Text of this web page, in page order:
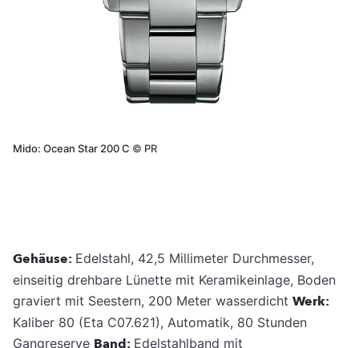
Mido: Ocean Star 200 C © PR
Gehäuse: Edelstahl, 42,5 Millimeter Durchmesser,
einseitig drehbare Lünette mit Keramikeinlage, Boden
graviert mit Seestern, 200 Meter wasserdicht Werk:
Kaliber 80 (Eta C07.621), Automatik, 80 Stunden
Gangreserve Band: Edelstahlband mit